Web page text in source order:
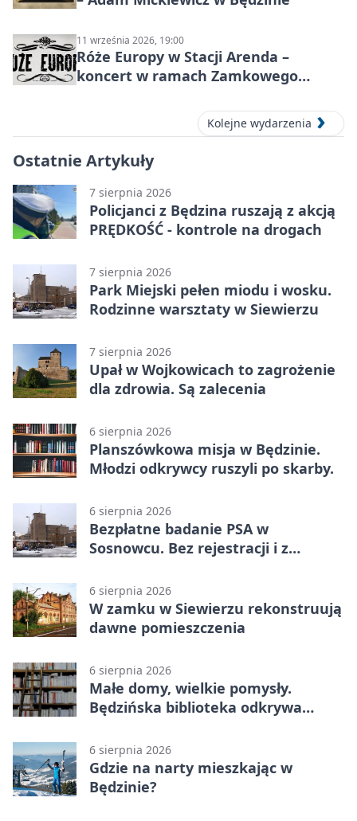
11 września 2026, 19:00
Róże Europy w Stacji Arenda –
koncert w ramach Zamkowego
Kolejne wydarzenia
Ostatnie Artykuły
7 sierpnia 2026
Policjanci z Będzina ruszają z akcją
PRĘDKOŚĆ - kontrole na drogach
7 sierpnia 2026
Park Miejski pełen miodu i wosku.
Rodzinne warsztaty w Siewierzu
7 sierpnia 2026
Upał w Wojkowicach to zagrożenie
dla zdrowia. Są zalecenia
6 sierpnia 2026
Planszówkowa misja w Będzinie.
Młodzi odkrywcy ruszyli po skarby.
6 sierpnia 2026
Bezpłatne badanie PSA w
Sosnowcu. Bez rejestracji i z
6 sierpnia 2026
W zamku w Siewierzu rekonstruują
dawne pomieszczenia
6 sierpnia 2026
Małe domy, wielkie pomysły.
Będzińska biblioteka odkrywa
6 sierpnia 2026
Gdzie na narty mieszkając w
Będzinie?